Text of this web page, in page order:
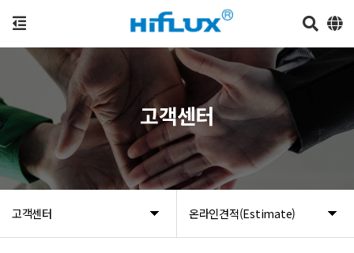
고객센터 온라인견적(Estimate)
고객센터